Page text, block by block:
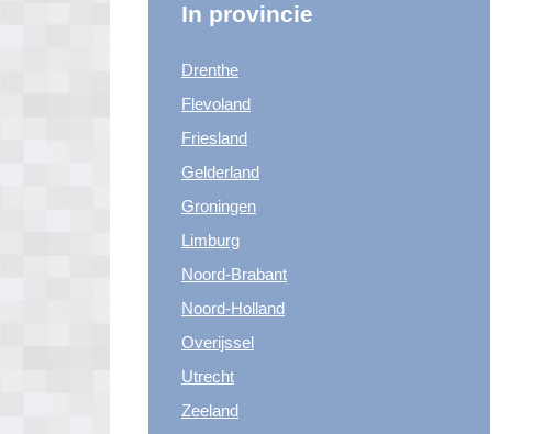
In provincie
Drenthe
Flevoland
Friesland
Gelderland
Groningen
Limburg
Noord-Brabant
Noord-Holland
Overijssel
Utrecht
Zeeland